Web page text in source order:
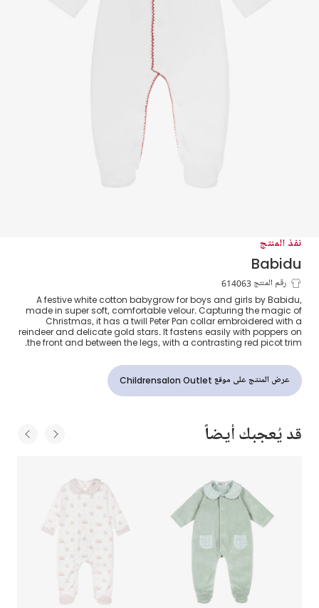
نفذ المنتج
Babidu
بيبي غرو قطيفة مطرز لون أبيض للأطفال
رقم المنتج 614063
A festive white cotton babygrow for boys and girls by Babidu,
made in super soft, comfortable velour. Capturing the magic of
Christmas, it has a twill Peter Pan collar embroidered with a
reindeer and delicate gold stars. It fastens easily with poppers on
the front and between the legs, with a contrasting red picot trim.
عرض المنتج على موقع Childrensalon Outlet
قد يُعجبك أيضاً